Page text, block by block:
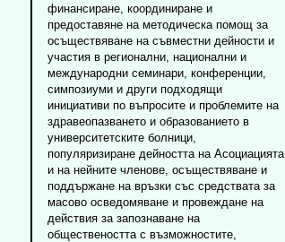
финансиране, координиране и
предоставяне на методическа помощ за
осъществяване на съвместни дейности и
участия в регионални, национални и
международни семинари, конференции,
симпозиуми и други подходящи
инициативи по въпросите и проблемите на
здравеопазването и образованието в
университетските болници,
популяризиране дейността на Асоциацията
и на нейните членове, осъществяване и
поддържане на връзки със средствата за
масово осведомяване и провеждане на
действия за запознаване на
обществеността с възможностите,